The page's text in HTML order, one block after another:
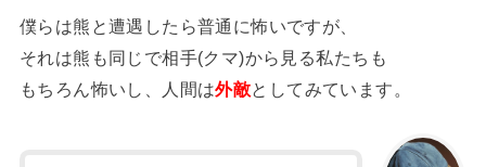
僕らは熊と遭遇したら普通に怖いですが、
それは熊も同じで相手(クマ)から見る私たちも
もちろん怖いし、人間は外敵としてみています。